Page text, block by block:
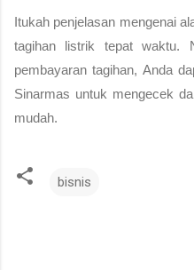
Itukah penjelasan mengenai
tagihan listrik tepat waktu.
pembayaran tagihan, Anda
Sinarmas untuk mengecek
mudah.
bisnis